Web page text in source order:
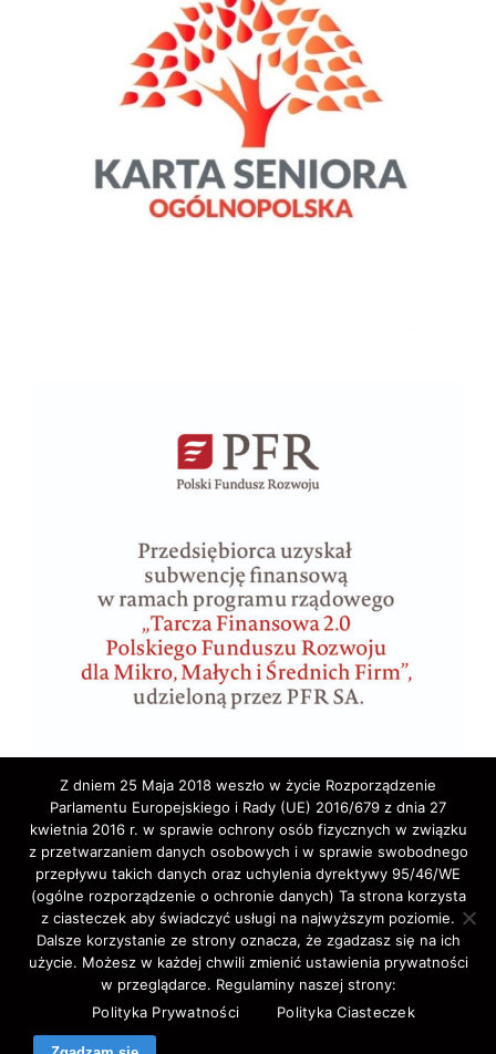
Copyright © 2020 ELA-TRAVEL: Biuro Podróży,
wycieczki, wczasy, pielgrzymki, bilety lotnicze,
autokarowe,promowe,koncertowe,Western-Union,.
Z dniem 25 Maja 2018 weszło w życie Rozporządzenie
Parlamentu Europejskiego i Rady (UE) 2016/679 z dnia 27
kwietnia 2016 r. w sprawie ochrony osób fizycznych w związku
z przetwarzaniem danych osobowych i w sprawie swobodnego
przepływu takich danych oraz uchylenia dyrektywy 95/46/WE
(ogólne rozporządzenie o ochronie danych) Ta strona korzysta
z ciasteczek aby świadczyć usługi na najwyższym poziomie.
Dalsze korzystanie ze strony oznacza, że zgadzasz się na ich
użycie. Możesz w każdej chwili zmienić ustawienia prywatności
w przeglądarce. Regulaminy naszej strony:
Polityka Prywatności
Polityka Ciasteczek